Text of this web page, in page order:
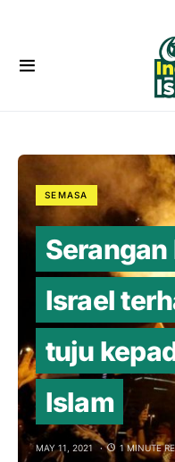
SEMASA
Israel
tuju
Islam
MAY 11, 2021 1 MINUTE